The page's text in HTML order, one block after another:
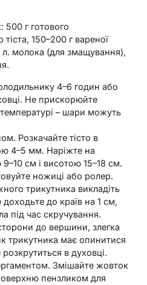
500 г готового
150–200 г вареної
л. молока (для змащування),
4–6 годин або
Не прискорюйте
– шари можуть
Розкачайте тісто в
4–5 мм. Наріжте на
см і висотою 15–18 см.
ножиці або ролер.
трикутника викладіть
до країв на 1 см,
під час скручування.
до вершини, злегка
трикутника має опинитися
в духовці.
Змішайте жовток
пензликом для